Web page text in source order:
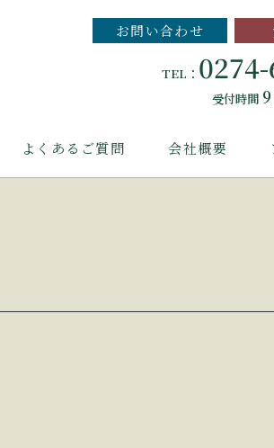
お問い合わせ
TEL：
受付時間
よくあるご質問 会社概要